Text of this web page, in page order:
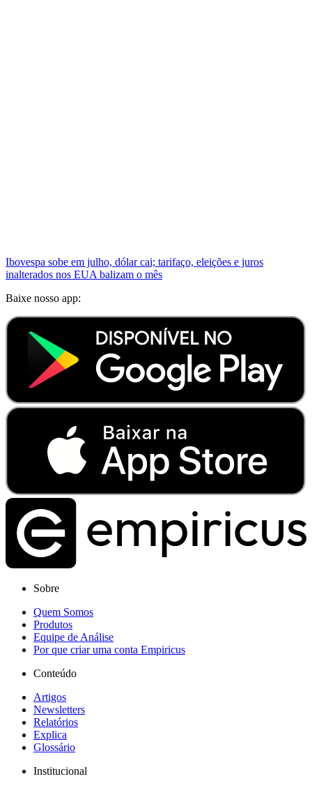
Ibovespa sobe em julho, dólar cai; tarifaço, eleições e juros
inalterados nos EUA balizam o mês
Baixe nosso app:
Sobre
Quem Somos
Produtos
Equipe de Análise
Por que criar uma conta Empiricus
Conteúdo
Artigos
Newsletters
Relatórios
Explica
Glossário
Institucional